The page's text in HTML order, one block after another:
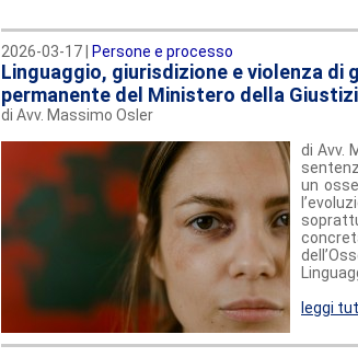
2026-03-17 | Persone e processo
Linguaggio, giurisdizione e violenza di
permanente del Ministero della
di Avv. Massimo Osler
di Avv.
un
leggi